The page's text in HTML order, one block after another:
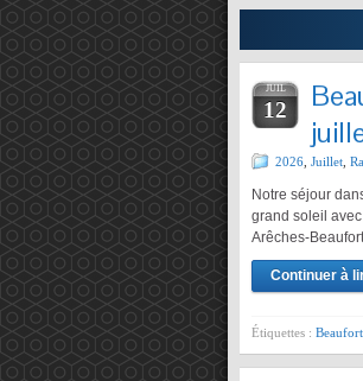
JUIL
12
2026 Juillet
Notre séjour
grand soleil
Arêches-
Continuer à
Étiquettes :